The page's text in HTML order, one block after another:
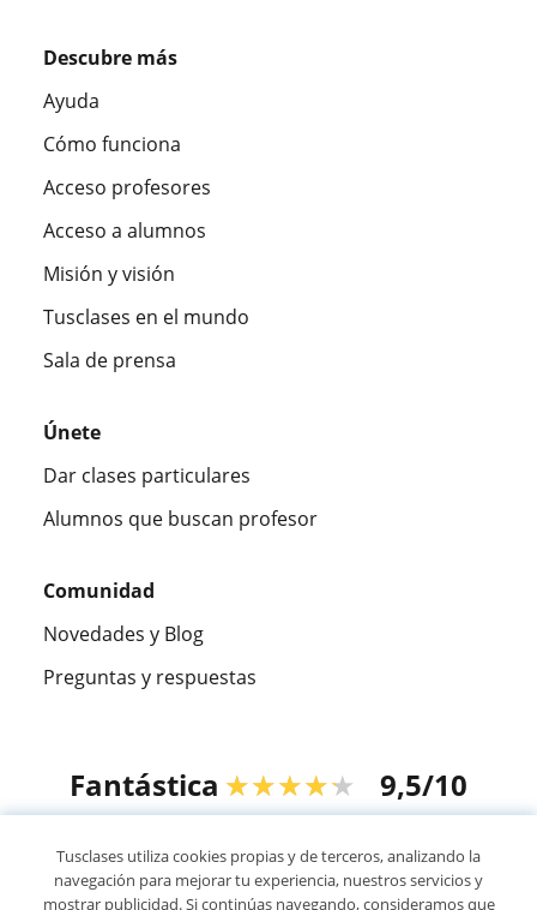
Descubre más
Ayuda
Cómo funciona
Acceso profesores
Acceso a alumnos
Misión y visión
Tusclases en el mundo
Sala de prensa
Únete
Dar clases particulares
Alumnos que buscan profesor
Comunidad
Novedades y Blog
Preguntas y respuestas
Fantástica ★★★★★ 9,5/10
Tusclases utiliza cookies propias y de terceros, analizando la
navegación para mejorar tu experiencia, nuestros servicios y
mostrar publicidad. Si continúas navegando, consideramos que